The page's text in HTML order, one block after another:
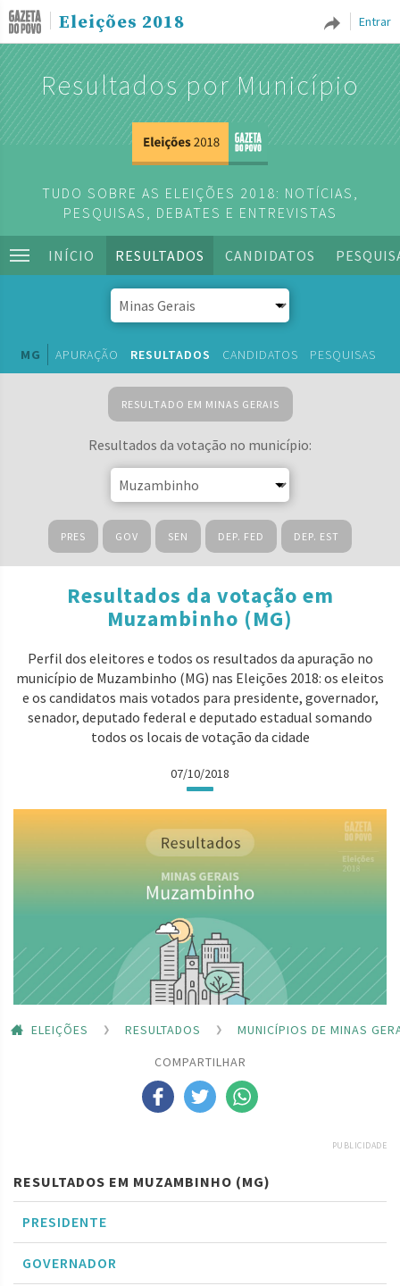
Entrar
Eleições 2018
Resultados por Município
TUDO SOBRE AS ELEIÇÕES 2018: NOTÍCIAS,
PESQUISAS, DEBATES E ENTREVISTAS
INÍCIO RESULTADOS CANDIDATOS
MG APURAÇÃO RESULTADOS CANDIDATOS PESQUISAS
RESULTADO EM MINAS GERAIS
Resultados da votação no município:
PRES GOV SEN DEP. FED DEP. EST
Resultados da votação em
Muzambinho (MG)
Perfil dos eleitores e todos os resultados da apuração no
município de Muzambinho (MG) nas Eleições 2018: os eleitos
e os candidatos mais votados para presidente, governador,
senador, deputado federal e deputado estadual somando
todos os locais de votação da cidade
07/10/2018
ELEIÇÕES RESULTADOS
MUNICÍPIOS DE MINAS
COMPARTILHAR
PUBLICIDADE
RESULTADOS EM MUZAMBINHO (MG)
PRESIDENTE
GOVERNADOR